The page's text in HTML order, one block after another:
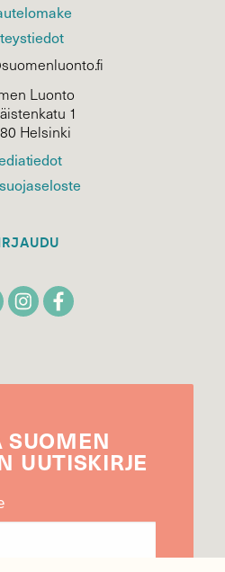
Luonto
1
Helsinki
SUOMEN
UUTIS­KIRJE